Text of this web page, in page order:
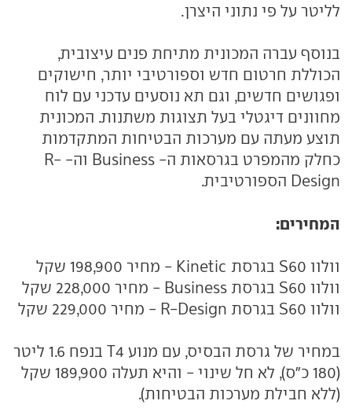
לליטר על פי נתוני היצרן.
בנוסף עברה המכונית מתיחת פנים עיצובית,
הכוללת חרטום חדש וספורטיבי יותר, חישוקים
ופגושים חדשים, וגם תא נוסעים עדכני עם לוח
מחוונים דיגטלי בעל תצוגות משתנות. המכונית
תוצע מעתה עם מערכות הבטיחות המתקדמות
כחלק מהמפרט בגרסאות ה- Business וה- R-
Design הספורטיבית.
המחירים:
וולוו S60 בגרסת Kinetic - מחיר 198,900 שקל
וולוו S60 בגרסת Business - מחיר 228,000 שקל
וולוו S60 בגרסת R-Design - מחיר 229,000 שקל
במחיר של גרסת הבסיס, עם מנוע T4 בנפח 1.6 ליטר
(180 כ"ס), לא חל שינוי - והיא תעלה 189,900 שקל
(ללא חבילת מערכות הבטיחות).